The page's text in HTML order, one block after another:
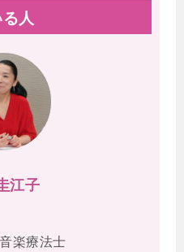
人
江子
楽療法士